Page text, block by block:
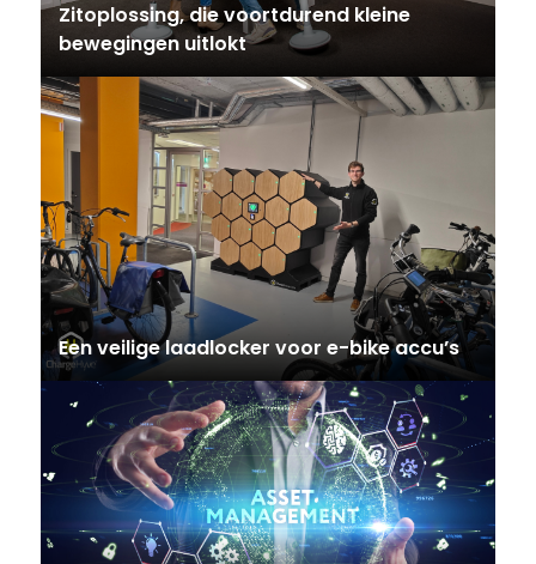
Zitoplossing, die voortdurend kleine
bewegingen uitlokt
Een veilige laadlocker voor e-bike accu’s